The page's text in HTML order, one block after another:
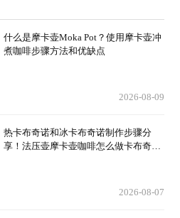
什么是摩卡壶Moka Pot？使用摩卡壶冲
煮咖啡步骤方法和优缺点
2026-08-09
热卡布奇诺和冰卡布奇诺制作步骤分
享！法压壶摩卡壶咖啡怎么做卡布奇诺
2026-08-07